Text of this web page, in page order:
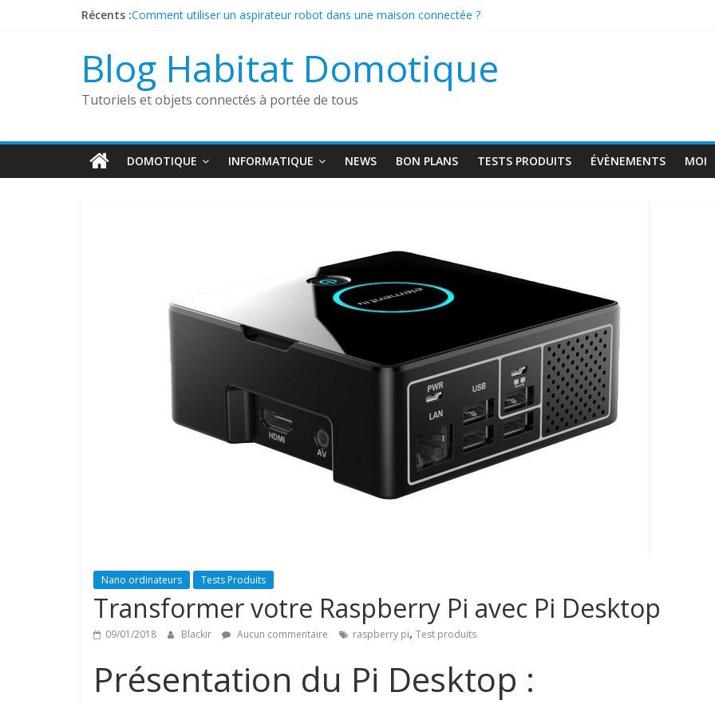
Récents :Comment utiliser un aspirateur robot dans une maison connectée ?
Présentation de la sonnette connectée Foscam VD1
Découverte du boîtier sans fil Heatzy Pilote
ESP32 Caméra et Tasmota
Blog Habitat Domotique
Tutoriels et objets connectés à portée de tous
DOMOTIQUE INFORMATIQUE NEWS BON PLANS TESTS PRODUITS ÉVÈNEMENTS MOI
Nano ordinateurs Tests Produits
Transformer votre Raspberry Pi avec Pi Desktop
09/01/2018 Blackir Aucun commentaire raspberry pi, Test produits
Présentation du Pi Desktop :